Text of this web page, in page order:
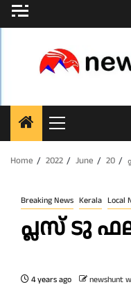
Skip
to
Primary
Menu
Home
2022 June 20
Breaking News Kerala Local
പ്ലസ് ടു
4 years ago newshunt